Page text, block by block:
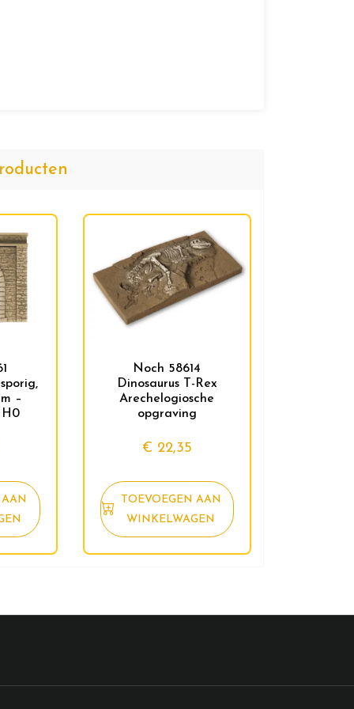
–
H0
Noch 58614
Dinosaurus T-Rex
Arechelogiosche
opgraving
€ 22,35
TOEVOEGEN AAN
WINKELWAGEN